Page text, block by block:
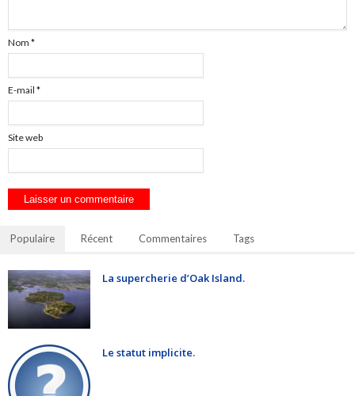
Nom *
E-mail *
Site web
Populaire Récent Commentaires Tags
La supercherie d’Oak Island.
Le statut implicite.